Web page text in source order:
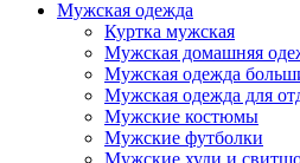
Мужская одежда
Куртка мужская
Мужская домашняя
Мужская одежда
Мужская одежда для
Мужские костюмы
Мужские футболки
Мужские худи и